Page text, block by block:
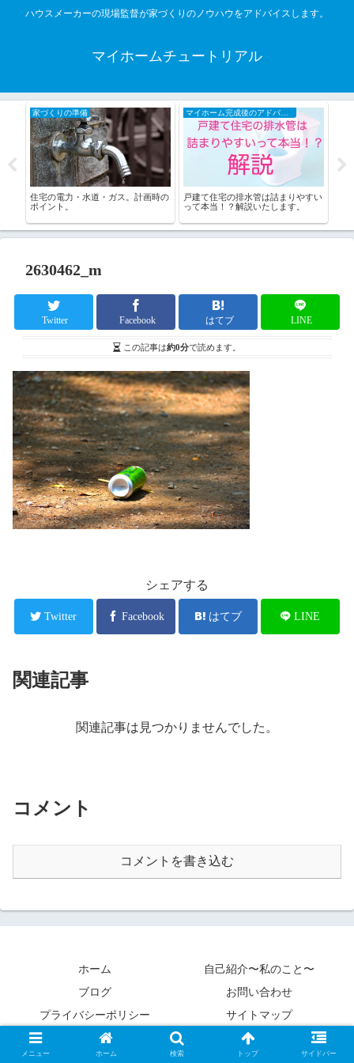
ハウスメーカーの現場監督が家づくりのノウハウをアドバイスします。
マイホームチュートリアル
家づくりの準備
住宅の電力・水道・ガス。計画時の
ポイント。
マイホーム完成後のアドバイス
戸建て住宅の排水管は詰まりやすい
って本当！？解説いたします。
2630462_m
Twitter Facebook はてブ LINE
この記事は約0分で読めます。
シェアする
Twitter Facebook はてブ LINE
関連記事
関連記事は見つかりませんでした。
コメント
コメントを書き込む
ホーム
自己紹介〜私のこと〜
ブログ
お問い合わせ
プライバシーポリシー
サイトマップ
Copyright © 2020 カントクパパ All Rights Reserved.
メニュー ホーム 検索 トップ サイドバー